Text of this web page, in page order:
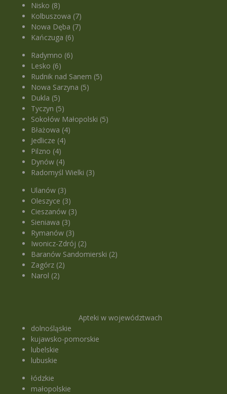
Nisko (8)
Kolbuszowa (7)
Nowa Dęba (7)
Kańczuga (6)
Radymno (6)
Lesko (6)
Rudnik nad Sanem (5)
Nowa Sarzyna (5)
Dukla (5)
Tyczyn (5)
Sokołów Małopolski (5)
Błażowa (4)
Jedlicze (4)
Pilzno (4)
Dynów (4)
Radomyśl Wielki (3)
Ulanów (3)
Oleszyce (3)
Cieszanów (3)
Sieniawa (3)
Rymanów (3)
Iwonicz-Zdrój (2)
Baranów Sandomierski (2)
Zagórz (2)
Narol (2)
Apteki w województwach
dolnośląskie
kujawsko-pomorskie
lubelskie
lubuskie
łódzkie
małopolskie